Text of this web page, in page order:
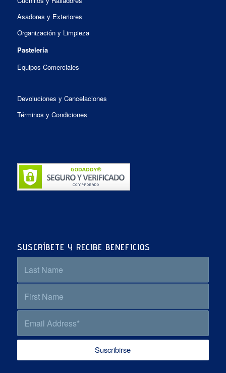
Asadores y Exteriores
Organización y Limpieza
Pastelería
Equipos Comerciales
Devoluciones y Cancelaciones
Términos y Condiciones
SUSCRÍBETE Y RECIBE BENEFICIOS